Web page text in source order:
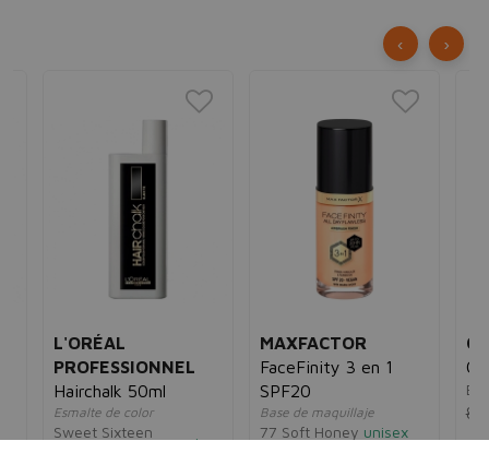
L'ORÉAL
PROFESSIONNEL
Hairchalk 50ml
Esmalte de color
Sweet Sixteen
unisex
MAXFACTOR
FaceFinity 3 en 1
SPF20
Base de maquillaje
77 Soft Honey unisex
‹ ›